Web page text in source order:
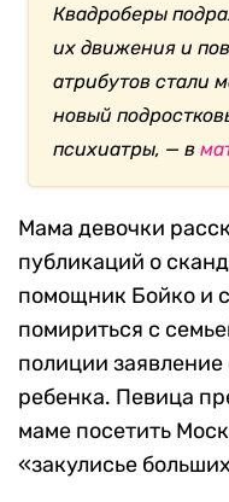
Квадроберы
их движения и
атрибутов стали
новый
психиатры, — в
Мама девочки
публикаций о
помощник Бойко и
помириться с
полиции
ребенка. Певица
маме посетить
«закулисье